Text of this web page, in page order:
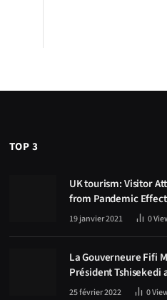
TOP 3
UK tourism: Visitor
from Pandemic
19 janvier 2021 0
La Gouverneure Fifi
Président Tshisekedi
homologue Zambien
25 février 2022 0